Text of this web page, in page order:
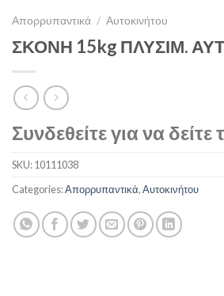
Απορρυπαντικά / Αυτοκινήτου
ΣΚΟΝΗ 15kg ΠΛΥΣΙΜ.
Συνδεθείτε για να δείτε
SKU:10111038
Categories:Απορρυπαντικά,Αυτοκινήτου